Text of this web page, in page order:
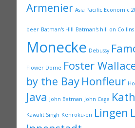
Armenier Asia Pacific Economic
beer Batman's Hill Batman's hill on Collins
Monecke Debussy
Flower Dome Foster
by the Bay Honfleur
Java John Batman John Cage
Kawalit Singh Kenroku-en Lingen